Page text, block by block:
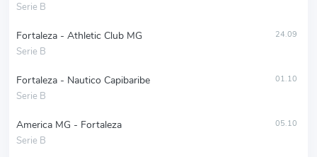
Serie B
Fortaleza - Athletic Club MG
Serie B
24.09
Fortaleza - Nautico Capibaribe
Serie B
01.10
America MG - Fortaleza
Serie B
05.10